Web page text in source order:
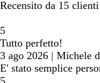
Recensito da 15 clienti
5
Tutto perfetto!
3 ago 2026 | Michele
E' stato semplice